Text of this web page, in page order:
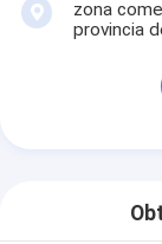
zona
provincia